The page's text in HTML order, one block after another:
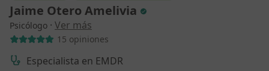
Jaime Otero Amelivia
Psicólogo · Ver más
15 opiniones
Especialista en EMDR